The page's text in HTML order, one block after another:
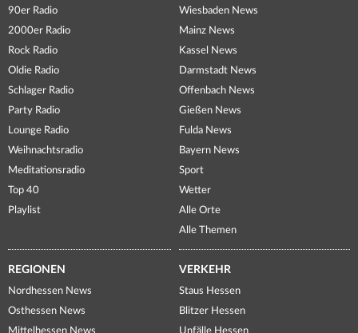
90er Radio
2000er Radio
Rock Radio
Oldie Radio
Schlager Radio
Party Radio
Lounge Radio
Weihnachtsradio
Meditationsradio
Top 40
Playlist
Wiesbaden News
Mainz News
Kassel News
Darmstadt News
Offenbach News
Gießen News
Fulda News
Bayern News
Sport
Wetter
Alle Orte
Alle Themen
REGIONEN
Nordhessen News
Osthessen News
VERKEHR
Staus Hessen
Blitzer Hessen